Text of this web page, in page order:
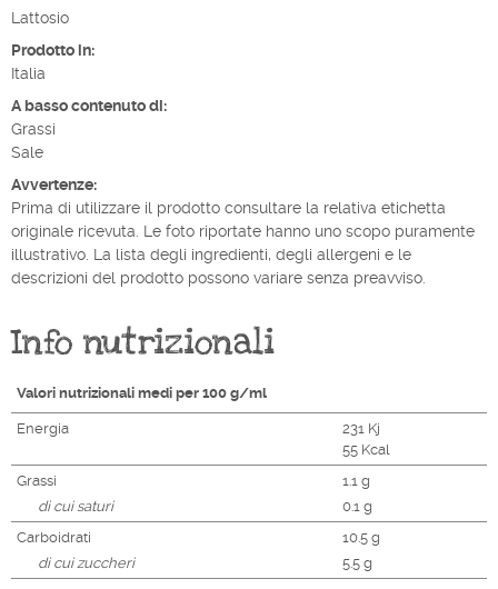
Lattosio
Prodotto in:
Italia
A basso contenuto di:
Grassi
Sale
Avvertenze:
Prima di utilizzare il prodotto consultare la relativa etichetta
originale ricevuta. Le foto riportate hanno uno scopo puramente
illustrativo. La lista degli ingredienti, degli allergeni e le
descrizioni del prodotto possono variare senza preavviso.
Info nutrizionali
Valori nutrizionali medi per 100 g/ml
Energia
231 Kj
55 Kcal
Grassi
1.1 g
di cui saturi
0.1 g
Carboidrati
10.5 g
di cui zuccheri
5.5 g